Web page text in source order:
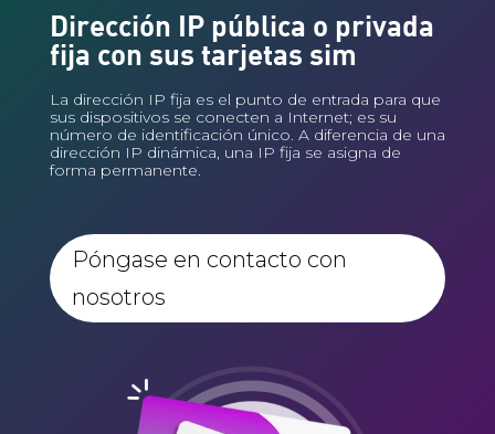
Dirección IP pública o privada
fija con sus tarjetas sim
La dirección IP fija es el punto de entrada para que
sus dispositivos se conecten a Internet; es su
número de identificación único. A diferencia de una
dirección IP dinámica, una IP fija se asigna de
forma permanente.
Póngase en contacto con
nosotros